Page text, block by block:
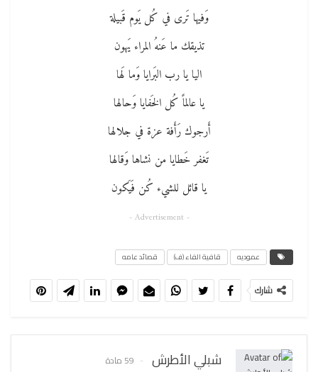
وَفيها تَرى في كُل يَوم قَبيلة
تذيقك ما عَنهُ المراء يَهون
اليا يا رب البَرايا وَما لَها
يا عالماً كُل الخَفايا وَحالها
أَرجوك رَأَفة عزة في جلالها
تَغفر خَطايا من نشاها وَقالها
يا قائل للشيء كُن فَيَكون
- Advertisement -
عموديه قافية الفاء (ف) قصائد عامه
شارك
شبلي الأطرش 59 مادة